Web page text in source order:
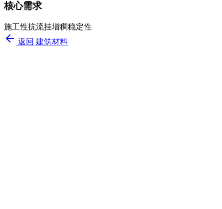
核心需求
施工性抗流挂增稠稳定性
返回 建筑材料